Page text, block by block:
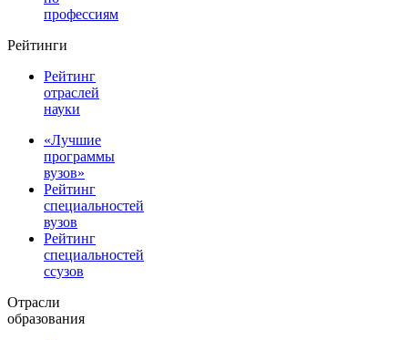
профессиям
Рейтинги
Рейтинг
отраслей
науки
«Лучшие
программы
вузов»
Рейтинг
специальностей
вузов
Рейтинг
специальностей
ссузов
Отрасли
образования